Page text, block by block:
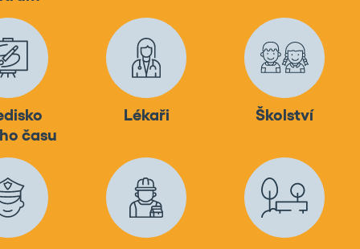
času
Lékaři Školství